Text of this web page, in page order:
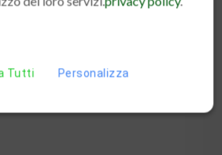
500
Tutti Personalizza